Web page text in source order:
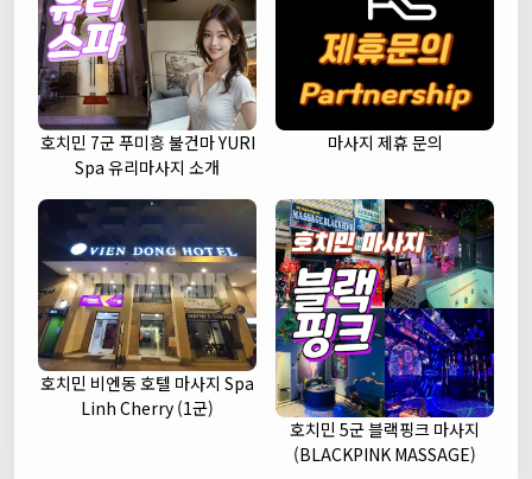
호치민 7군 푸미흥 불건마 YURI
Spa 유리마사지 소개
마사지 제휴 문의
호치민 비엔동 호텔 마사지 Spa
Linh Cherry (1군)
호치민 5군 블랙핑크 마사지
(BLACKPINK MASSAGE)